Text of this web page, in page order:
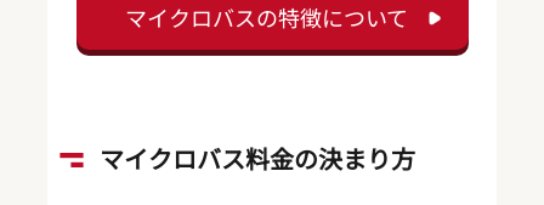
マイクロバスの特徴について
マイクロバス料金の決まり方